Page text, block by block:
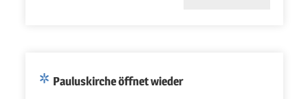
Pauluskirche öffnet wieder